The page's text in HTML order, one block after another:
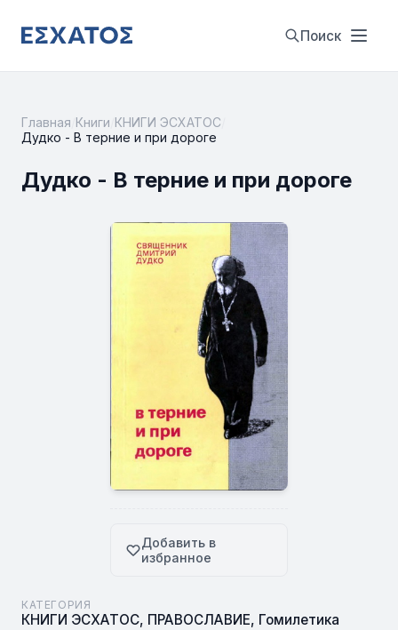
Поиск
Главная Книги КНИГИ ЭСХАТОС
Дудко - В терние и при дороге
Дудко - В терние и при дороге
Добавить в
избранное
КАТЕГОРИЯ
КНИГИ ЭСХАТОС, ПРАВОСЛАВИЕ, Гомилетика